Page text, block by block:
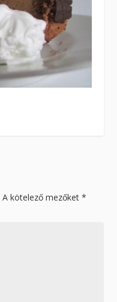
A kötelező mezőket*